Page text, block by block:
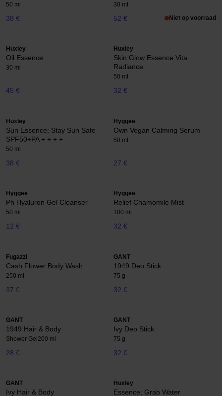
50 ml
38 €
30 ml
52 € Niet op voorraad
Huxley
Oil Essence
30 ml
45 €
Huxley
Skin Glow Essence Vita
Radiance
50 ml
32 €
Huxley
Sun Essence; Stay Sun Safe
SPF50+PA + + + +
50 ml
38 €
Hyggee
Own Vegan Calming Serum
50 ml
27 €
Hyggee
Ph Hyaluron Gel Cleanser
50 ml
12 €
Hyggee
Relief Chamomile Mist
100 ml
32 €
Fugazzi
Cash Flower Body Wash
250 ml
37 €
GANT
1949 Deo Stick
75 g
32 €
GANT
1949 Hair & Body
Shower Gel 200 ml
28 €
GANT
Ivy Deo Stick
75 g
32 €
GANT
Ivy Hair & Body
Huxley
Essence; Grab Water